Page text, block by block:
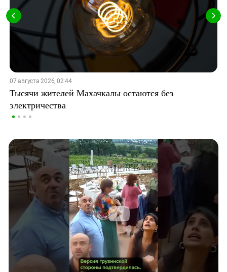
07 августа 2026, 02:44
Тысячи жителей Махачкалы остаются без
электричества